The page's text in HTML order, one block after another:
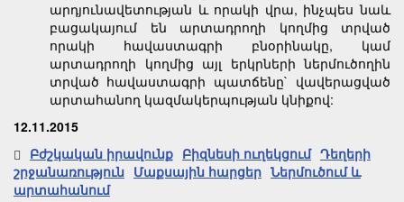
արդյունավետության և որակի վրա, ինչպես նաև
բացակայում են արտադրողի կողմից տրված
որակի հավաստագրի բնօրինակը, կամ
արտադրողի կողմից այլ երկրների ներմուծողին
տրված հավաստագրի պատճենը` վավերացված
արտահանող կազմակերպության կնիքով:
12.11.2015
Բժշկական իրավունք Բիզնեսի ուղեկցում Դեղերի
շրջանառություն Մաքսային հարցեր Ներմուծում և
արտահանում